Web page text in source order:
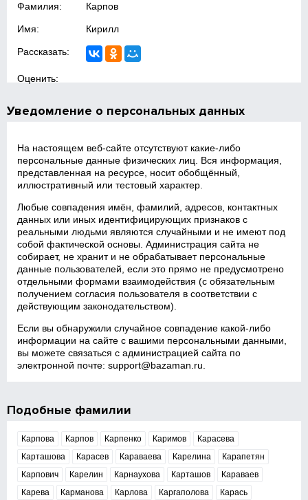
Фамилия: Карпов
Имя: Кирилл
Рассказать:
Оценить:
Уведомление о персональных данных
На настоящем веб‑сайте отсутствуют какие‑либо
персональные данные физических лиц. Вся информация,
представленная на ресурсе, носит обобщённый,
иллюстративный или тестовый характер.
Любые совпадения имён, фамилий, адресов, контактных
данных или иных идентифицирующих признаков с
реальными людьми являются случайными и не имеют под
собой фактической основы. Администрация сайта не
собирает, не хранит и не обрабатывает персональные
данные пользователей, если это прямо не предусмотрено
отдельными формами взаимодействия (с обязательным
получением согласия пользователя в соответствии с
действующим законодательством).
Если вы обнаружили случайное совпадение какой‑либо
информации на сайте с вашими персональными данными,
вы можете связаться с администрацией сайта по
электронной почте:support@bazaman.ru
Подобные фамилии
Карпова Карпов Карпенко Каримов
Карасева
Карташова
Карасев Караваева Карелина
Карапетян
Карпович
Карелин Карнаухова Карташов
Караваев
Карева
Карманова Карлова Каргаполова Карась